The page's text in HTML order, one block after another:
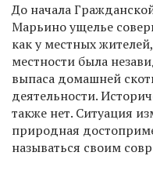
До начала
Марьино ущелье
как у местных
местности была
выпаса домашней
деятельности.
также нет. Ситуация
природная
называться своим